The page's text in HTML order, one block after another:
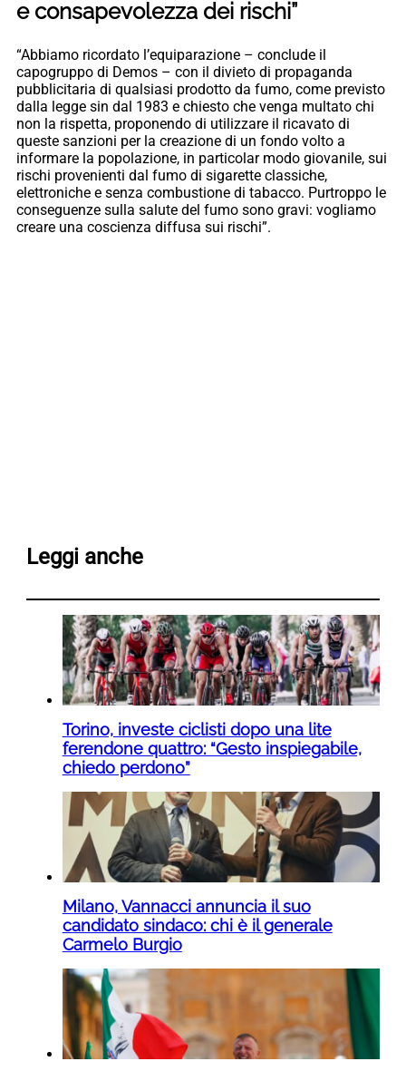
e consapevolezza dei rischi”
“Abbiamo ricordato l’equiparazione – conclude il
capogruppo di Demos – con il divieto di propaganda
pubblicitaria di qualsiasi prodotto da fumo, come previsto
dalla legge sin dal 1983 e chiesto che venga multato chi
non la rispetta, proponendo di utilizzare il ricavato di
queste sanzioni per la creazione di un fondo volto a
informare la popolazione, in particolar modo giovanile, sui
rischi provenienti dal fumo di sigarette classiche,
elettroniche e senza combustione di tabacco. Purtroppo le
conseguenze sulla salute del fumo sono gravi: vogliamo
creare una coscienza diffusa sui rischi”.
Leggi anche
Torino, investe ciclisti dopo una lite
ferendone quattro: “Gesto inspiegabile,
chiedo perdono”
Milano, Vannacci annuncia il suo
candidato sindaco: chi è il generale
Carmelo Burgio